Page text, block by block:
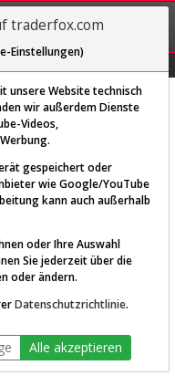
REGIS-
TRIEREN
nur für
von
traderfox.com
Einstellungen)
unsere Website technisch
wir außerdem Dienste
Videos,
gespeichert oder
wie Google/YouTube
kann auch außerhalb
oder Ihre Auswahl
Sie jederzeit über die
oder ändern.
Datenschutzrichtlinie.
Alle akzeptieren